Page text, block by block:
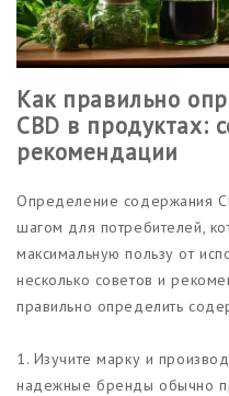
Как правильно
CBD в продуктах:
рекомендации
Определение содержания
шагом для потребителей,
максимальную пользу от
несколько советов и
правильно определить
1. Изучите марку и
надежные бренды обычно